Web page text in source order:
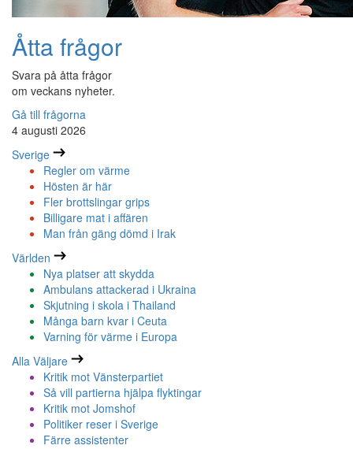
Åtta frågor
Svara på åtta frågor
om veckans nyheter.
Gå till frågorna
4 augusti 2026
Sverige
Regler om värme
Hösten är här
Fler brottslingar grips
Billigare mat i affären
Man från gäng dömd i Irak
Världen
Nya platser att skydda
Ambulans attackerad i Ukraina
Skjutning i skola i Thailand
Många barn kvar i Ceuta
Varning för värme i Europa
Alla Väljare
Kritik mot Vänsterpartiet
Så vill partierna hjälpa flyktingar
Kritik mot Jomshof
Politiker reser i Sverige
Färre assistenter